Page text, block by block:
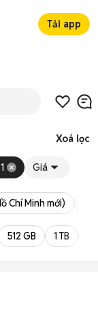
Tải app
Xoá lọc
Giá
Chí Minh mới)
512 GB 1 TB